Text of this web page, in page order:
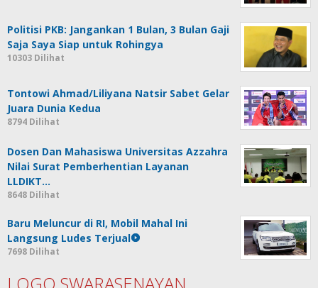
Politisi PKB: Jangankan 1 Bulan, 3 Bulan Gaji
Saja Saya Siap untuk Rohingya
10303 Dilihat
Tontowi Ahmad/Liliyana Natsir Sabet Gelar
Juara Dunia Kedua
8794 Dilihat
Dosen Dan Mahasiswa Universitas Azzahra
Nilai Surat Pemberhentian Layanan
LLDIKT…
8648 Dilihat
Baru Meluncur di RI, Mobil Mahal Ini
Langsung Ludes Terjual
7698 Dilihat